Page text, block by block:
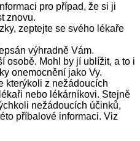
pro případ, že si ji
znovu.
zeptejte se svého lékaře
výhradně Vám.
osobě. Mohl by jí ublížit, a to i
onemocnění jako Vy.
kterýkoli z nežádoucích
nebo lékárníkovi. Stejně
nežádoucích účinků,
příbalové informaci. Viz